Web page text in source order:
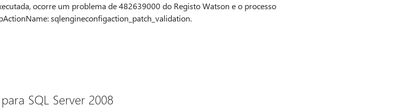
ocorre um problema de 482639000 do Registo Watson e o processo
sqlengineconfigaction_patch_validation.
SQL Server 2008